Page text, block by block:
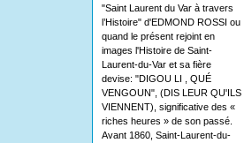
"Saint Laurent du Var à travers
l’Histoire" d'EDMOND ROSSI ou
quand le présent rejoint en
images l'Histoire de Saint-
Laurent-du-Var et sa fière
devise: "DIGOU LI , QUÉ
VENGOUN", (DIS LEUR QU'ILS
VIENNENT), significative des «
riches heures » de son passé.
Avant 1860, Saint-Laurent-du-